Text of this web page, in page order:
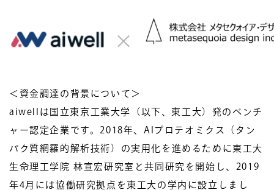
＜資金調達の背景について＞
aiwellは国立東京工業大学（以下、東工大）発のベンチ
ャー認定企業です。2018年、AIプロテオミクス（タン
パク質網羅的解析技術）の実用化を進めるために東工大
生命理工学院 林宣宏研究室と共同研究を開始し、2019
年4月には協働研究拠点を東工大の学内に設立しまし